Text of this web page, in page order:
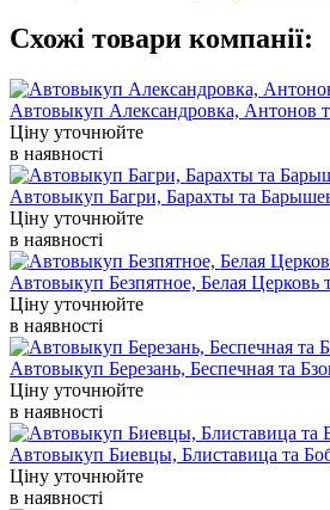
Схожі товари компанії:
Автовыкуп Александровка, Антонов
Ціну уточнюйте
в наявності
Автовыкуп Багри, Барахты та
Ціну уточнюйте
в наявності
Автовыкуп Безпятное, Белая Церковь
Ціну уточнюйте
в наявності
Автовыкуп Березань, Беспечная та
Ціну уточнюйте
в наявності
Автовыкуп Биевцы, Блиставица та
Ціну уточнюйте
в наявності